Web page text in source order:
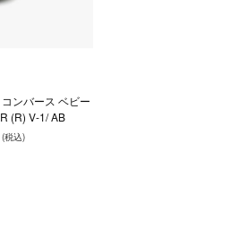
ンバース ベビー
(R) V-1/ AB
(税込)